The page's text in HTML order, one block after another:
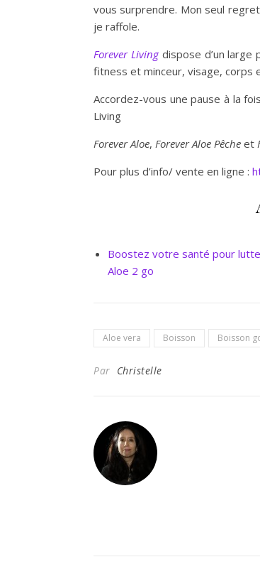
vous surprendre. Mon seul
je raffole.
Forever Livingdispose d’un large
fitness et minceur, visage, corps
Accordez-vous une pause à la
Living
Forever Aloe, Forever Aloe Pêche et
Pour plus d’info/ vente en ligne :
Boostez votre santé pour
Aloe 2 go
Aloe vera Boisson Boisson
Par Christelle